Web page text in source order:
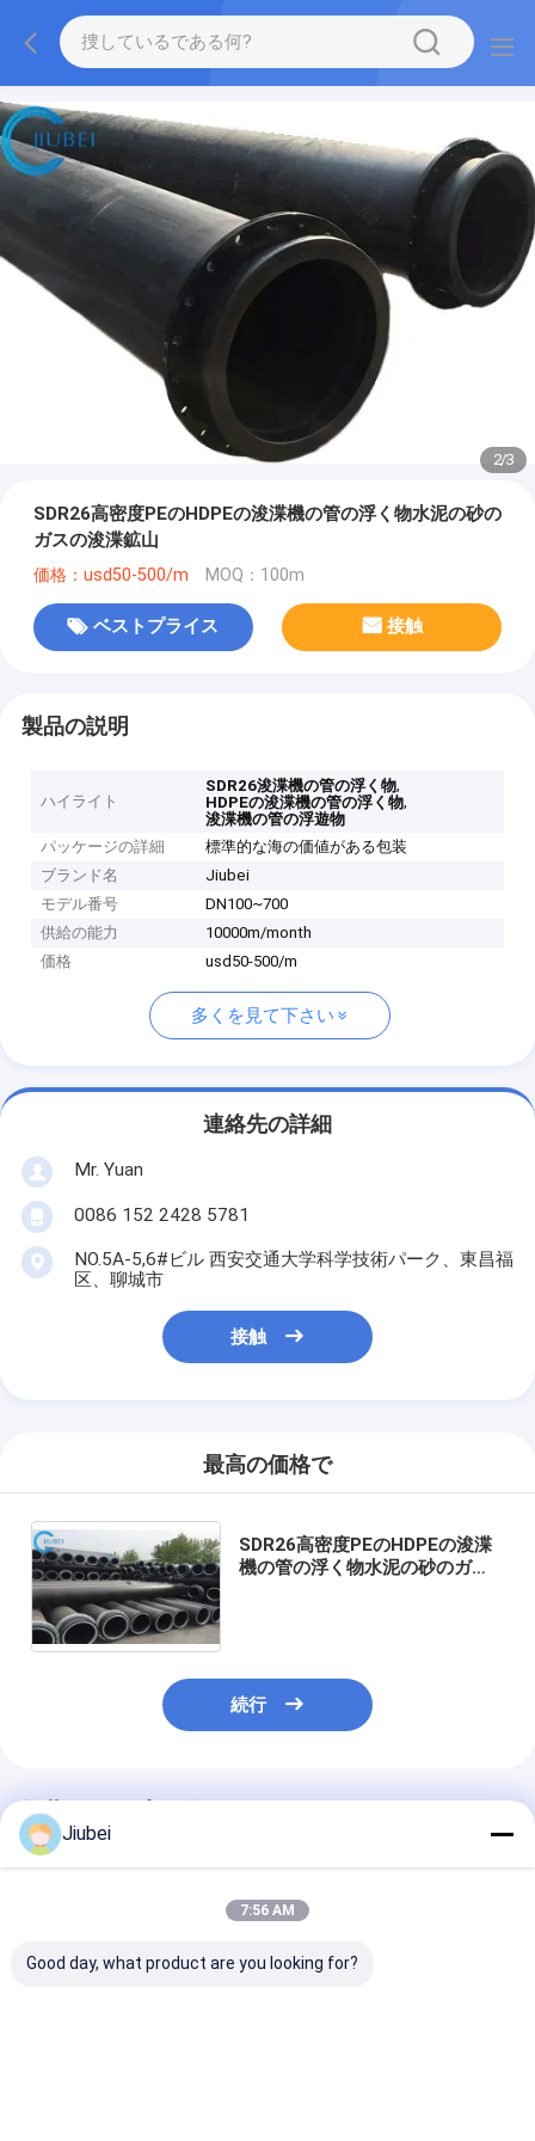
2/3
SDR26高密度PEのHDPEの浚渫機の管の浮く物水泥の砂の
ガスの浚渫鉱山
価格：usd50-500/m MOQ：100m
ベストプライス 接触
製品の説明
ハイライト
SDR26浚渫機の管の浮く物,
HDPEの浚渫機の管の浮く物,
浚渫機の管の浮遊物
パッケージの詳細
標準的な海の価値がある包装
ブランド名
Jiubei
モデル番号
DN100~700
供給の能力
10000m/month
価格
usd50-500/m
多くを見て下さい
連絡先の詳細
Mr. Yuan
0086 152 2428 5781
NO.5A-5,6#ビル 西安交通大学科学技術パーク、東昌福
区、聊城市
接触
最高の価格で
SDR26高密度PEのHDPEの浚渫
機の管の浮く物水泥の砂のガス
続行
推薦されたプロダクト
Jiubei
7:56 AM
Good day, what product are you looking for?